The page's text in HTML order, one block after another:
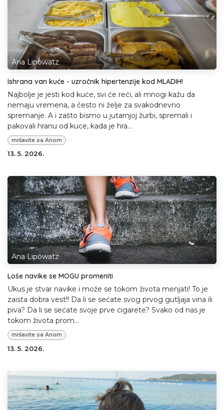
Ana Lipowatz
Ishrana van kuće - uzročnik hipertenzije kod MLADIH!
Najbolje je jesti kod kuće, svi će reći, ali mnogi kažu da
nemaju vremena, a često ni želje za svakodnevno
spremanje. A i zašto bismo u jutarnjoj žurbi, spremali i
pakovali hranu od kuce, kada je hra...
mršavite sa Anom
13. 5. 2026.
Ana Lipowatz
Loše navike se MOGU promeniti
Ukus je stvar navike i može se tokom života menjati! To je
zaista dobra vest!! Da li se sećate svog prvog gutljaja vina ili
piva? Da li se sećate svoje prve cigarete? Svako od nas je
tokom života prom...
mršavite sa Anom
13. 5. 2026.